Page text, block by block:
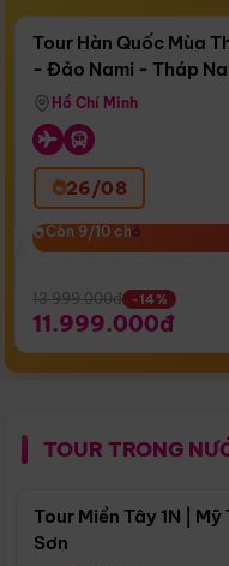
Còn16 ngày 13:34:17
Bay Sun Phuquoc
Tour Hàn Quốc Mùa
- Đảo Nami - Tháp
Airways)
Hồ Chí Minh
26/08
Còn 9/10 chỗ
Còn 9/10 chỗ
13.999.000đ -14%
11.999.000đ
TOUR TRONG
Tour Miền Tây 1N |
Sơn